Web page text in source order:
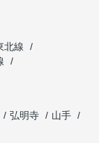
北線
弘明寺
山手